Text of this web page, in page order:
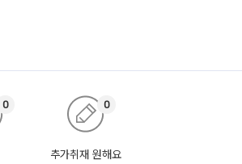
0
추가취재 원해요
0